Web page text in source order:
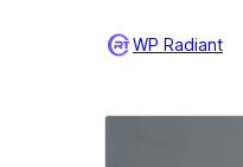
WP Radiant